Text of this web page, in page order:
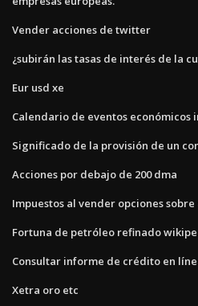
Vender acciones de twitter
¿subirán las tasas de interés de la
Eur usd xe
Calendario de eventos económicos
Significado de la provisión de un
Acciones por debajo de 200 dma
Impuestos al vender opciones sobre
Fortuna de petróleo refinado
Consultar informe de crédito en
Xetra oro etc